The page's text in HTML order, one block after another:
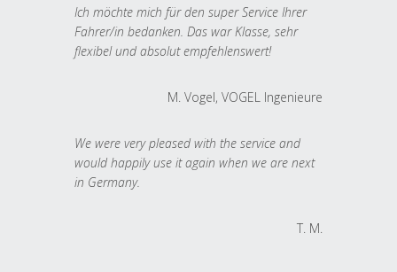
Ich möchte mich für den super Service Ihrer
Fahrer/in bedanken. Das war Klasse, sehr
flexibel und absolut empfehlenswert!
M. Vogel, VOGEL Ingenieure
We were very pleased with the service and
would happily use it again when we are next
in Germany.
T. M.